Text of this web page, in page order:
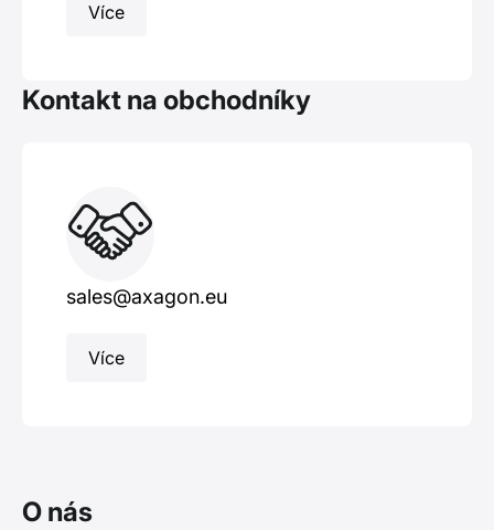
Více
Kontakt na obchodníky
sales@axagon.eu
Více
O nás